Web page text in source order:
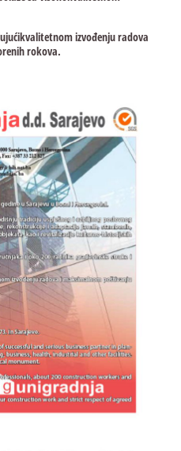
izvođenju radova
rokova.